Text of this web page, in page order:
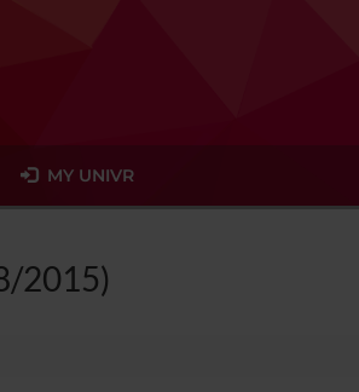
MY UNIVR
2015)